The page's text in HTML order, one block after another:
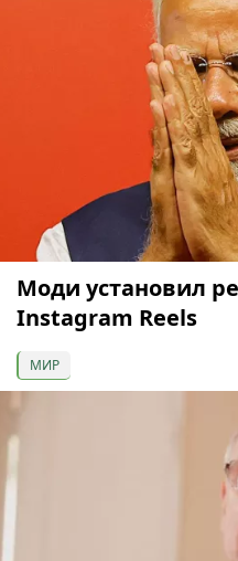
Моди установил
Instagram Reels
МИР